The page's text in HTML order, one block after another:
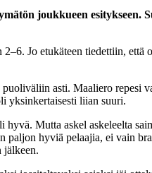
joukkueen esitykseen.
Jo etukäteen tiedettiin,
asti. Maaliero repesi
yksinkertaisesti liian suuri.
Mutta askel askeleelta
hyviä pelaajia, ei vain
jälkeen.